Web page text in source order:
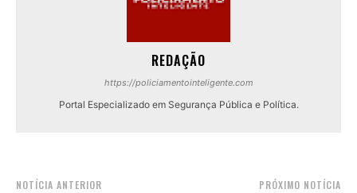
REDAÇÃO
https://policiamentointeligente.com
Portal Especializado em Segurança Pública e Política.
NOTÍCIA ANTERIOR PRÓXIMO NOTÍCIA